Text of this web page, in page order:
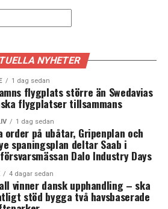
uppdelade på två
el från vind, vatten och sol,
får ta del av – och det är just
på färjorna som utgör
att göra det smidigt för bilister
utan ett extra stopp, hoppas
locka fler kunder som annars
kunder som åker långt, till
till Norge eller från Norge-
för skidresor eller om
av våra kunder har elbilar.
att åka mellan 20 och 40 mil
NYHETER
1 dag sedan
flygplats större än Swedavias
flygplatser tillsammans
1 dag sedan
order på ubåtar, Gripenplan och
spaningsplan deltar Saab i
Dalo Industry Days
4 dagar sedan
vinner dansk upphandling – ska
stöd bygga två havsbaserade